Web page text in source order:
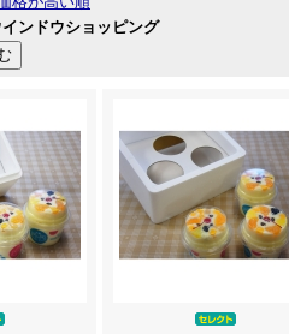
インドウショッピング